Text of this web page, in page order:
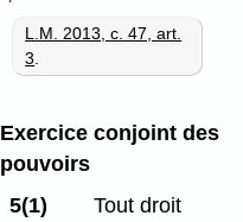
L.M. 2013, c. 47, art.
3
Exercice conjoint des
pouvoirs
5(1)
Tout droit